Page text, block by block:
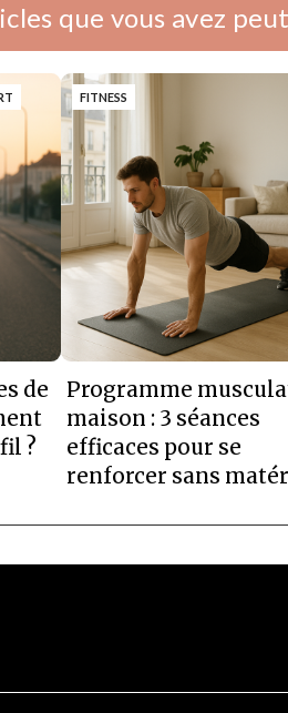
que vous avez
de
?
FITNESS
Programme
maison : 3 séances
efficaces pour se
renforcer sans